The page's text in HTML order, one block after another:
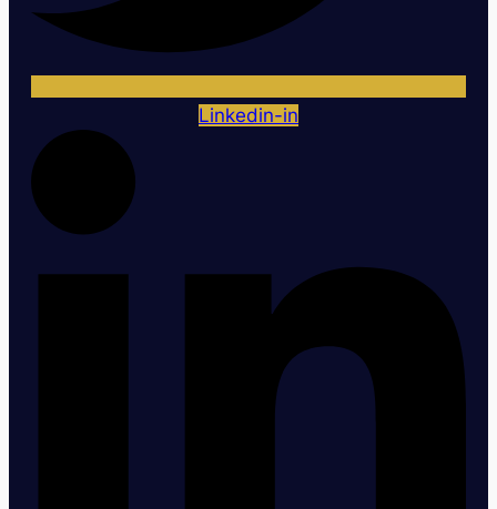
Linkedin-in